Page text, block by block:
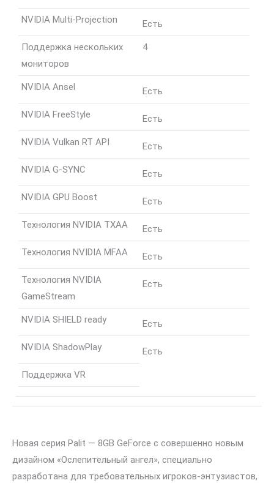
NVIDIA Multi-Projection Есть
Поддержка нескольких
мониторов
4
NVIDIA Ansel Есть
NVIDIA FreeStyle Есть
NVIDIA Vulkan RT API Есть
NVIDIA G-SYNC Есть
NVIDIA GPU Boost Есть
Технология NVIDIA TXAA Есть
Технология NVIDIA MFAA Есть
Технология NVIDIA
GameStream
Есть
NVIDIA SHIELD ready Есть
NVIDIA ShadowPlay Есть
Поддержка VR
Новая серия Palit — 8GB GeForce с совершенно новым
дизайном «Ослепительный ангел», специально
разработана для требовательных игроков-энтузиастов,